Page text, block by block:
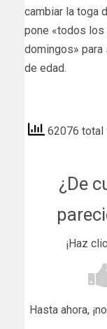
cambiar la toga
pone «todos los
domingos»
de edad.
62076 total
¿De
¡Haz
Hasta ahora,